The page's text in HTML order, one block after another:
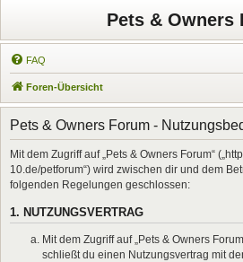
Pets & Owners
FAQ
Foren-Übersicht
Pets & Owners Forum -
Mit dem Zugriff auf „Pets & Owners Forum“
10.de/petforum“) wird zwischen dir und dem
folgenden Regelungen geschlossen:
1. NUTZUNGSVERTRAG
Mit dem Zugriff auf „Pets & Owners
schließt du einen Nutzungsvertrag mit